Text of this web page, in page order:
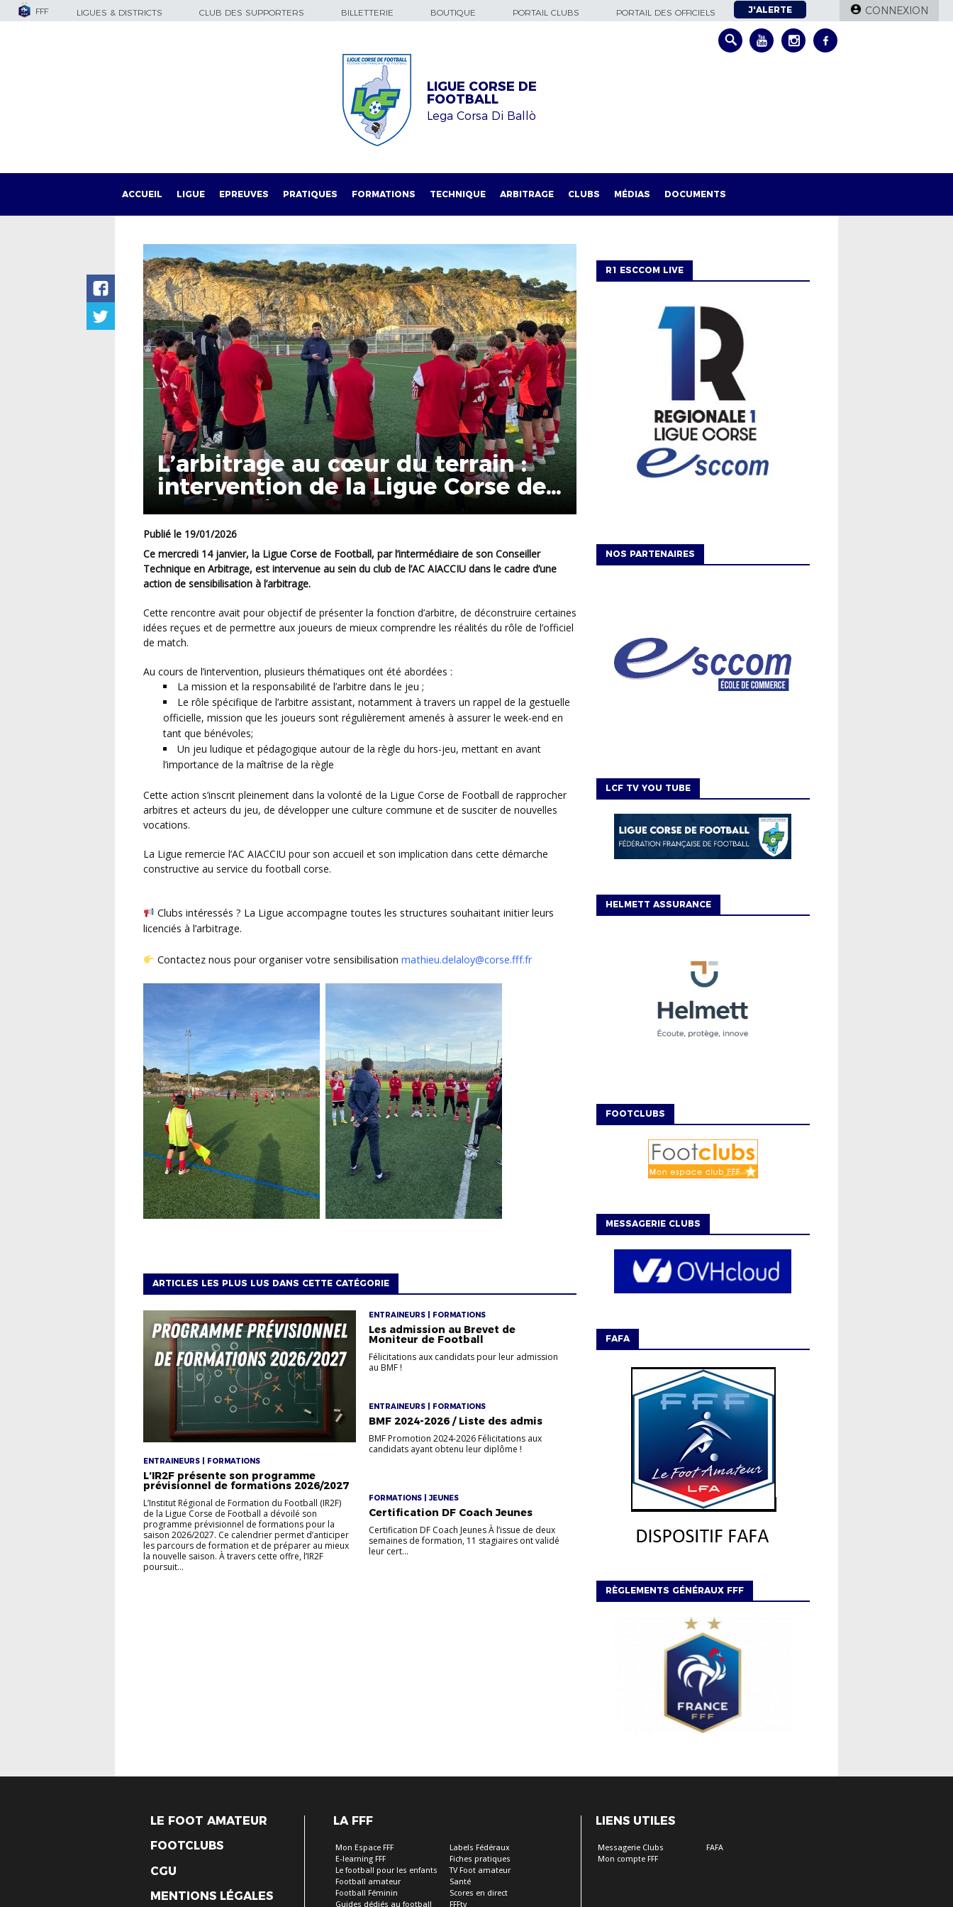
FFF LIGUES & DISTRICTS CLUB DES SUPPORTERS BILLETTERIE BOUTIQUE PORTAIL CLUBS PORTAIL DES OFFICIELS J'ALERTE CONNEXION
LIGUE CORSE DE
FOOTBALL
Lega Corsa Di Ballò
ACCUEIL LIGUE EPREUVES PRATIQUES FORMATIONS TECHNIQUE ARBITRAGE CLUBS MÉDIAS DOCUMENTS
L’arbitrage au cœur du terrain :
intervention de la Ligue Corse de
Football à l’AC AIACCIU
Publié le 19/01/2026
Ce mercredi 14 janvier, la Ligue Corse de Football, par l’intermédiaire de son Conseiller
Technique en Arbitrage, est intervenue au sein du club de l’AC AIACCIU dans le cadre d’une
action de sensibilisation à l’arbitrage.
Cette rencontre avait pour objectif de présenter la fonction d’arbitre, de déconstruire certaines
idées reçues et de permettre aux joueurs de mieux comprendre les réalités du rôle de l’officiel
de match.
Au cours de l’intervention, plusieurs thématiques ont été abordées :
La mission et la responsabilité de l’arbitre dans le jeu ;
Le rôle spécifique de l’arbitre assistant, notamment à travers un rappel de la gestuelle
officielle, mission que les joueurs sont régulièrement amenés à assurer le week-end en
tant que bénévoles;
Un jeu ludique et pédagogique autour de la règle du hors-jeu, mettant en avant
l’importance de la maîtrise de la règle
Cette action s’inscrit pleinement dans la volonté de la Ligue Corse de Football de rapprocher
arbitres et acteurs du jeu, de développer une culture commune et de susciter de nouvelles
vocations.
La Ligue remercie l’AC AIACCIU pour son accueil et son implication dans cette démarche
constructive au service du football corse.
Clubs intéressés ? La Ligue accompagne toutes les structures souhaitant initier leurs
licenciés à l’arbitrage.
Contactez nous pour organiser votre sensibilisationmathieu.delaloy@corse.fff.fr
ARTICLES LES PLUS LUS DANS CETTE CATÉGORIE
ENTRAINEURS | FORMATIONS
L’IR2F présente son programme
prévisionnel de formations 2026/2027
L’Institut Régional de Formation du Football (IR2F)
de la Ligue Corse de Football a dévoilé son
programme prévisionnel de formations pour la
saison 2026/2027. Ce calendrier permet d’anticiper
les parcours de formation et de préparer au mieux
la nouvelle saison. À travers cette offre, l’IR2F
poursuit...
ENTRAINEURS | FORMATIONS
Les admission au Brevet de
Moniteur de Football
Félicitations aux candidats pour leur admission
au BMF !
ENTRAINEURS | FORMATIONS
BMF 2024-2026 / Liste des admis
BMF Promotion 2024-2026 Félicitations aux
candidats ayant obtenu leur diplôme !
FORMATIONS | JEUNES
Certification DF Coach Jeunes
Certification DF Coach Jeunes À l’issue de deux
semaines de formation, 11 stagiaires ont validé
leur cert...
R1 ESCCOM LIVE
NOS PARTENAIRES
LCF TV YOU TUBE
HELMETT ASSURANCE
FOOTCLUBS
MESSAGERIE CLUBS
FAFA
RÈGLEMENTS GÉNÉRAUX FFF
LE FOOT AMATEUR
FOOTCLUBS
CGU
MENTIONS LÉGALES
LA FFF
Mon Espace FFF
E-learning FFF
Le football pour les enfants
Football amateur
Football Féminin
Guides dédiés au football
Labels Fédéraux
Fiches pratiques
TV Foot amateur
Santé
Scores en direct
FFFtv
LIENS UTILES
Messagerie Clubs
Mon compte FFF
FAFA